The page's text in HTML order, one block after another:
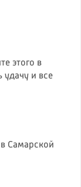
этого в
удачу и все
Самарской